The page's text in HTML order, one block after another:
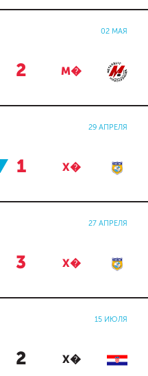
02 МАЯ
2 М�
29 АПРЕЛЯ
1 Х�
27 АПРЕЛЯ
3 Х�
15 ИЮЛЯ
2 Х�